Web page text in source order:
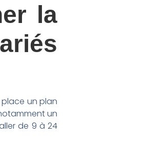
la
place un plan
un
de 9 à 24